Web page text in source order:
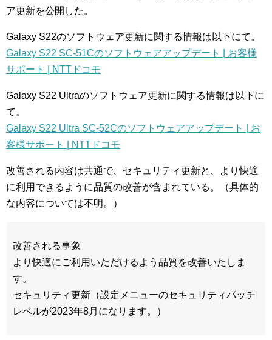
ア更新を公開した。
Galaxy S22のソフトウェア更新に関する情報は以下にて。
Galaxy S22 SC-51Cのソフトウェアアップデート | お客様
サポート | NTTドコモ
Galaxy S22 Ultraのソフトウェア更新に関する情報は以下に
て。
Galaxy S22 Ultra SC-52Cのソフトウェアアップデート | お
客様サポート | NTTドコモ
改善される内容は共通で、セキュリティ更新と、より快適
に利用できるように品質の改善が含まれている。（具体的
な内容については不明。）
改善される事象
より快適にご利用いただけるよう品質を改善いたしま
す。
セキュリティ更新（設定メニューのセキュリティパッチ
レベルが2023年8月になります。）